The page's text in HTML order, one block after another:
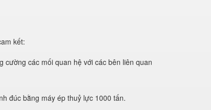
kết:
các mối quan hệ với các bên liên quan
đúc bằng máy ép thuỷ lực 1000 tấn.